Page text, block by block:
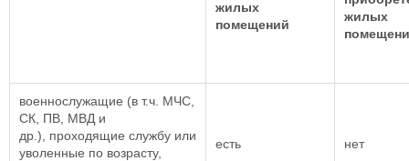
жилых
помещений
жилых
военнослужащие (в т.ч. МЧС,
СК, ПВ, МВД и
др.), проходящие службу или
уволенные по возрасту,
есть нет